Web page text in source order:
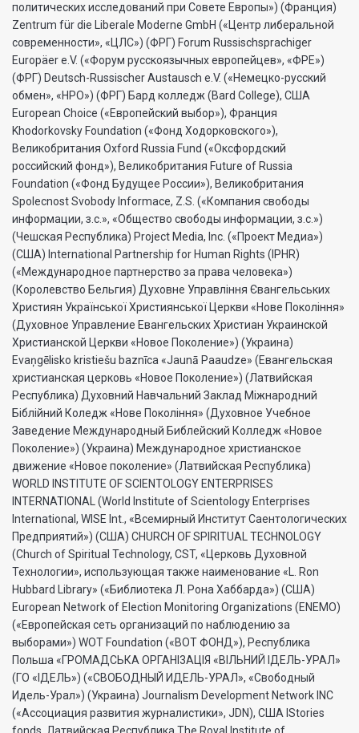
политических исследований при Совете Европы») (Франция)
Zentrum für die Liberale Moderne GmbH («Центр либеральной
современности», «ЦЛС») (ФРГ) Forum Russischsprachiger
Europäer e.V. («Форум русскоязычных европейцев», «ФРЕ»)
(ФРГ) Deutsch-Russischer Austausch e.V. («Немецко-русский
обмен», «НРО») (ФРГ) Бард колледж (Bard College), США
European Choice («Европейский выбор»), Франция
Khodorkovsky Foundation («Фонд Ходорковского»),
Великобритания Oxford Russia Fund («Оксфордский
российский фонд»), Великобритания Future of Russia
Foundation («Фонд Будущее России»), Великобритания
Spolecnost Svobody Informace, Z.S. («Компания свободы
информации, з.с.», «Общество свободы информации, з.с.»)
(Чешская Республика) Project Media, Inc. («Проект Медиа»)
(США) International Partnership for Human Rights (IPHR)
(«Международное партнерство за права человека»)
(Королевство Бельгия) Духовне Управлiння Євангельських
Християн Української Християнської Церкви «Нове Поколiння»
(Духовное Управление Евангельских Христиан Украинской
Христианской Церкви «Новое Поколение») (Украина)
Evaņgēlisko kristiešu baznīca «Jaunā Paaudze» (Евангельская
христианская церковь «Новое Поколение») (Латвийская
Республика) Духовний Навчальний Заклад Міжнародний
Біблійний Коледж «Нове Покоління» (Духовное Учебное
Заведение Международный Библейский Колледж «Новое
Поколение») (Украина) Международное христианское
движение «Новое поколение» (Латвийская Республика)
WORLD INSTITUTE OF SCIENTOLOGY ENTERPRISES
INTERNATIONAL (World Institute of Scientology Enterprises
International, WISE Int., «Всемирный Институт Саентологических
Предприятий») (США) CHURCH OF SPIRITUAL TECHNOLOGY
(Church of Spiritual Technology, CST, «Церковь Духовной
Технологии», использующая также наименование «L. Ron
Hubbard Library» («Библиотека Л. Рона Хаббарда») (США)
European Network of Election Monitoring Organizations (ENEMO)
(«Европейская сеть организаций по наблюдению за
выборами») WOT Foundation («ВОТ ФОНД»), Республика
Польша «ГРОМАДСЬКА ОРГАНI3АЦIЯ «ВIЛЬНИЙ IДЕЛЬ-УРАЛ»
(ГО «IДЕЛЬ») («СВОБОДНЫЙ ИДЕЛЬ-УРАЛ», «Свободный
Идель-Урал») (Украина) Journalism Development Network INC
(«Ассоциация развития журналистики», JDN), США IStories